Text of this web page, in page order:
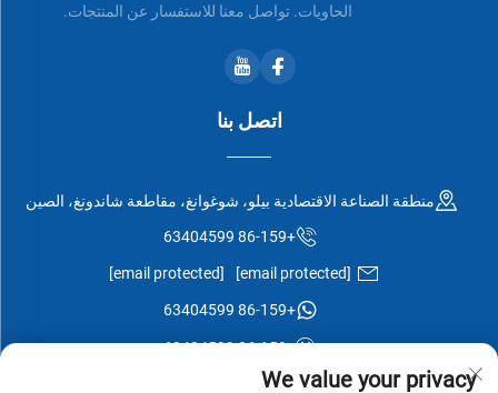
الحاويات. تواصل معنا للاستفسار عن المنتجات.
اتصل بنا
منطقة الصناعة الاقتصادية بيلو، شوغوانغ، مقاطعة شاندونغ، الصين
+86-159 63404599
[email protected]
[email protected]
+86-159 63404599
+86-159 63404599
We value your privacy